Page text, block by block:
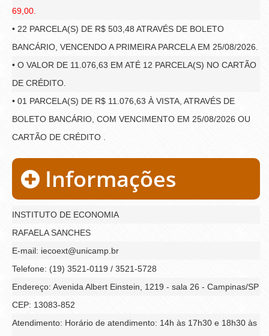
69,00.
• 22 PARCELA(S) DE R$ 503,48 ATRAVÉS DE BOLETO
BANCÁRIO, VENCENDO A PRIMEIRA PARCELA EM 25/08/2026.
• O VALOR DE 11.076,63 EM ATÉ 12 PARCELA(S) NO CARTÃO
DE CRÉDITO.
• 01 PARCELA(S) DE R$ 11.076,63 À VISTA, ATRAVÉS DE
BOLETO BANCÁRIO, COM VENCIMENTO EM 25/08/2026 OU
CARTÃO DE CRÉDITO .
Informações
INSTITUTO DE ECONOMIA
RAFAELA SANCHES
E-mail: iecoext@unicamp.br
Telefone: (19) 3521-0119 / 3521-5728
Endereço: Avenida Albert Einstein, 1219 - sala 26 - Campinas/SP
CEP: 13083-852
Atendimento: Horário de atendimento: 14h às 17h30 e 18h30 às